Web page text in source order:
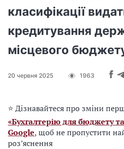
класифікації
кредитування
місцевого
20 червня 2025 1963
⭐ Дізнавайтеся про зміни
«Бухгалтерію для бюджету
Google, щоб не пропустити
роз’яснення